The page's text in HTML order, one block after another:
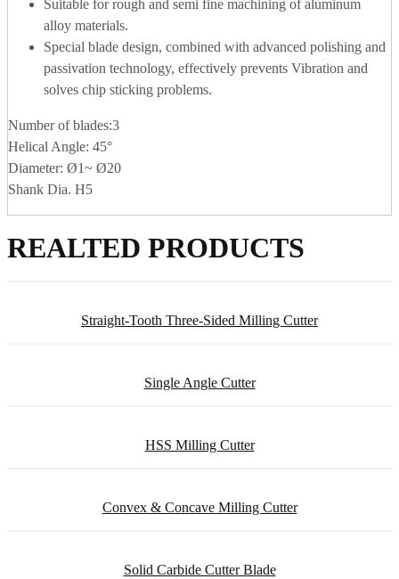
Suitable for rough and semi fine machining of aluminum
alloy materials.
Special blade design, combined with advanced polishing and
passivation technology, effectively prevents Vibration and
solves chip sticking problems.
Number of blades:3
Helical Angle: 45°
Diameter: Ø1~ Ø20
Shank Dia. H5
REALTED PRODUCTS
Straight-Tooth Three-Sided Milling Cutter
Single Angle Cutter
HSS Milling Cutter
Convex & Concave Milling Cutter
Solid Carbide Cutter Blade